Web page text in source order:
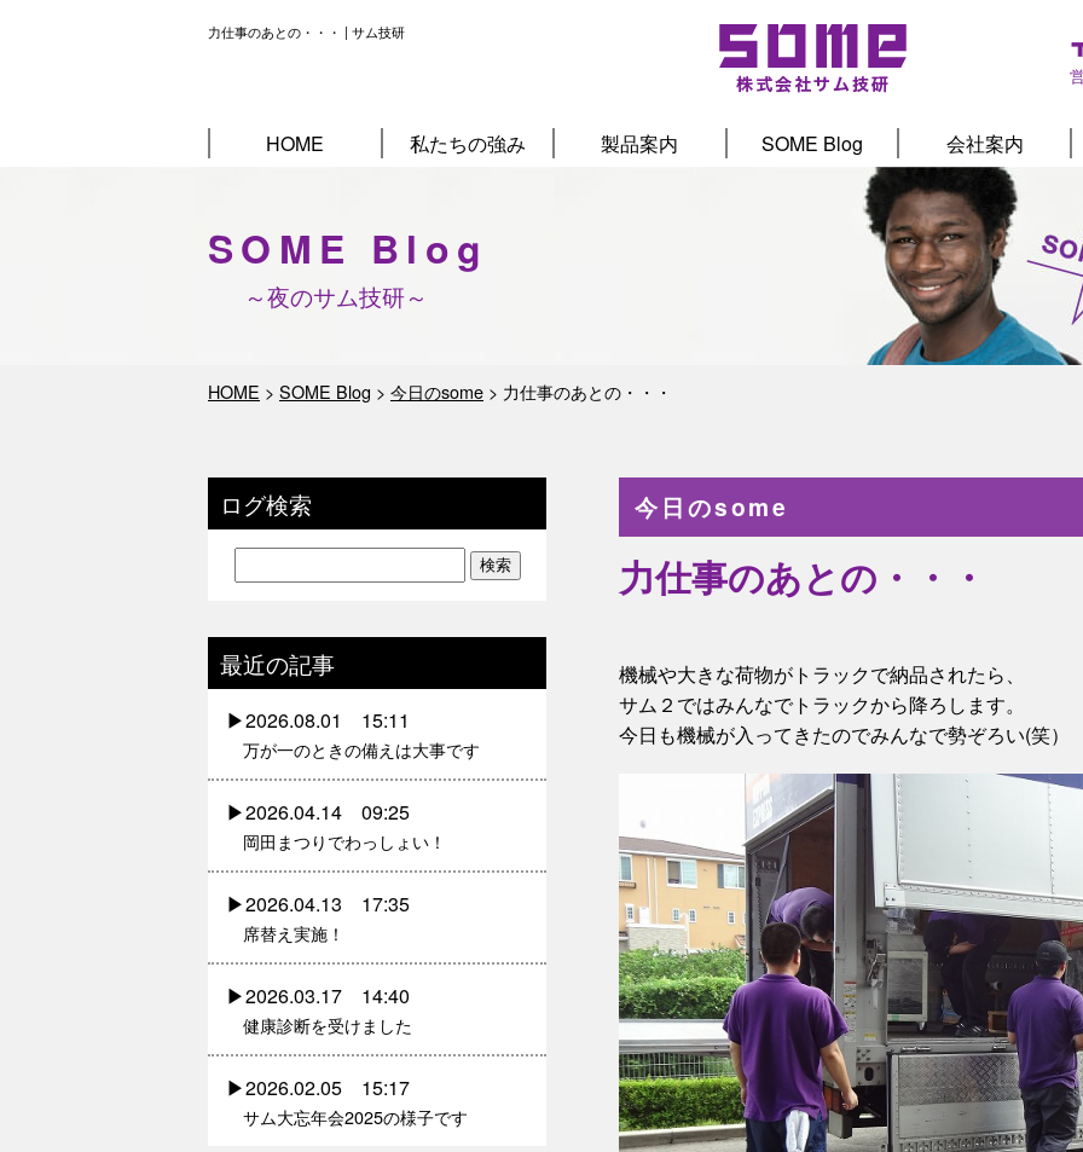
力仕事のあとの・・・ | サム技研
HOME 私たちの強み 製品案内 SOME Blog 会社案内
SOME Blog
～夜のサム技研～
HOME > SOME Blog > 今日のsome > 力仕事のあとの・・・
今日のsome
力仕事のあとの・・・
機械や大きな荷物がトラックで納品されたら、
サム２ではみんなでトラックから降ろします。
今日も機械が入ってきたのでみんなで勢ぞろい(笑）
ログ検索
最近の記事
2026.08.01 15:11
万が一のときの備えは大事です
2026.04.14 09:25
岡田まつりでわっしょい！
2026.04.13 17:35
席替え実施！
2026.03.17 14:40
健康診断を受けました
2026.02.05 15:17
サム大忘年会2025の様子です